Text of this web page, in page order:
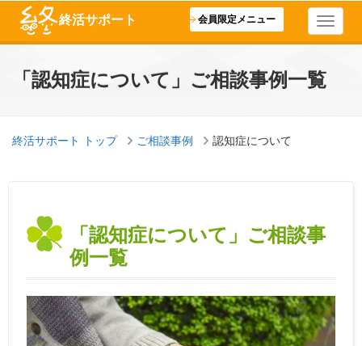
終活サポート 会員限定メニュー
「認知症について」ご相談事例一覧
終活サポート トップ ご相談事例 認知症について
「認知症について」ご相談事
例一覧